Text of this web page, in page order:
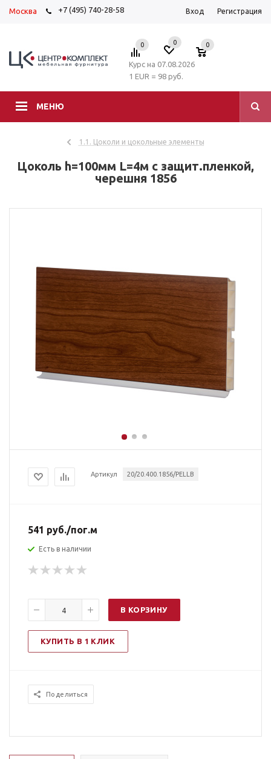
Москва +7 (495) 740-28-58 Вход Регистрация
МЕНЮ
0 0 0
Курс на 07.08.2026
1 EUR = 98 руб.
1.1. Цоколи и цокольные элементы
Цоколь h=100мм L=4м с защит.пленкой,
черешня 1856
Артикул 20/20.400.1856/PELLB
541 руб./пог.м
Есть в наличии
В КОРЗИНУ
КУПИТЬ В 1 КЛИК
Поделиться